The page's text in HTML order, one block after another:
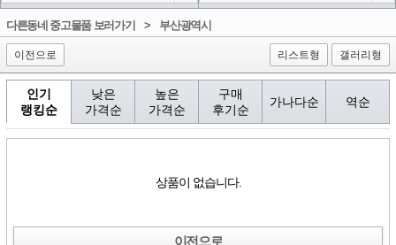
1
다른동네 중고물품 보러가기> 부산광역시
이전으로 리스트형 갤러리형
인기
랭킹순
낮은
가격순
높은
가격순
구매
후기순
가나다순 역순
상품이 없습니다.
이전으로